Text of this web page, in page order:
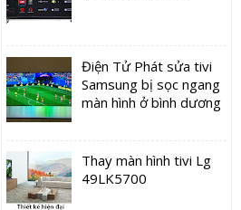
Điện Tử Phát sửa tivi
Samsung bị sọc ngang
màn hình ở bình dương
Thay màn hình tivi Lg
49LK5700